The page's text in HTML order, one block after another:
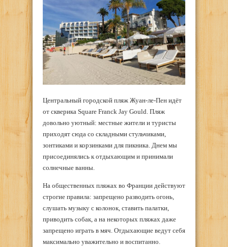
Центральный городской пляж Жуан-ле-Пен идёт
от скверика Square Franck Jay Gould. Пляж
довольно уютный: местные жители и туристы
приходят сюда со складными стульчиками,
зонтиками и корзинками для пикника. Днем мы
присоединялись к отдыхающим и принимали
солнечные ванны.
На общественных пляжах во Франции действуют
строгие правила: запрещено разводить огонь,
слушать музыку с колонок, ставить палатки,
приводить собак, а на некоторых пляжах даже
запрещено играть в мяч. Отдыхающие ведут себя
максимально уважительно и воспитанно.